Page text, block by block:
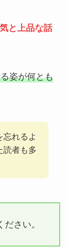
と上品な話
姿が何とも
れるよ
読者も多
さい。